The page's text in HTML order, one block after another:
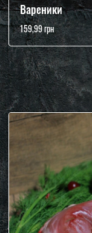
Вареники
159,99 грн